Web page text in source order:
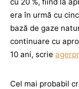
era în urmă cu
bază de gaze
continuare cu
10 ani, scrie
Cel mai probabil